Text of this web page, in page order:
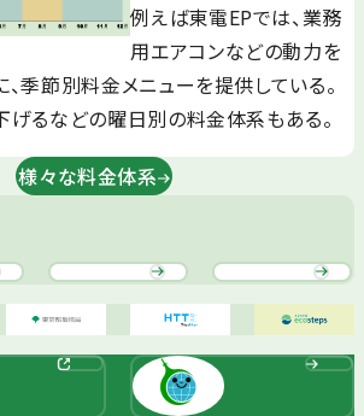
例えば東電EPでは、業務
用エアコンなどの動力を
季節別料金メニューを提供している。
げるなどの曜日別の料金体系もある。
様々な料金体系